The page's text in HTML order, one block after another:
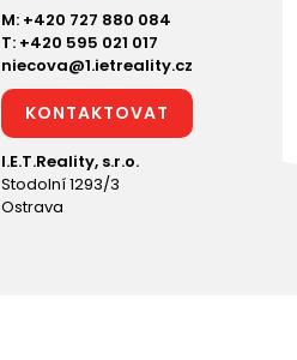
M: +420 727 880 084
T: +420 595 021 017
niecova@1.ietreality.cz
KONTAKTOVAT
I.E.T.Reality, s.r.o.
Stodolní 1293/3
Ostrava